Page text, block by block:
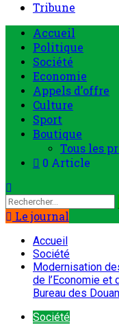
Tribune
Accueil
Politique
Société
Economie
Appels d’offre
Culture
Sport
Boutique
Tous les
0 Article
Le journal
Accueil
Société
Modernisation
de l’Economie et
Bureau des
Société